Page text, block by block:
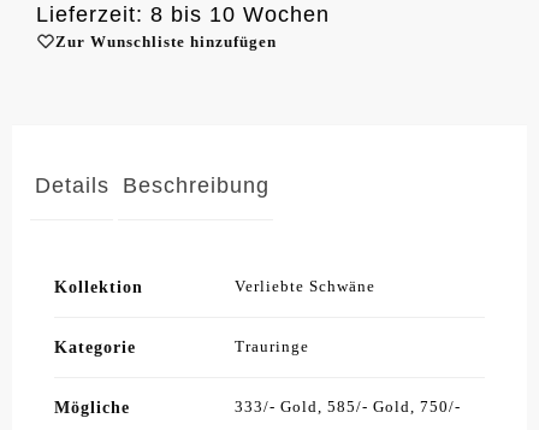
Lieferzeit: 8 bis 10 Wochen
Zur Wunschliste hinzufügen
Details Beschreibung
Kollektion Verliebte Schwäne
Kategorie Trauringe
Mögliche
333/- Gold, 585/- Gold, 750/-